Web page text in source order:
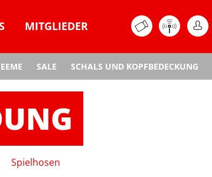
MITGLIEDER
SALE SCHALS UND KOPFBEDECKUNG
Spielhosen